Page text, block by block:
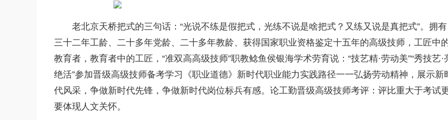
老北京天桥把式的三句话：“光说不练是假把式，光练不说是啥把式？又练又说是真把式”。拥有
三十二年工龄、二十多年党龄、二十多年教龄、获得国家职业资格鉴定十五年的高级技师，工匠中
教育者，教育者中的工匠，“准双高高级技师”职教鲶鱼侯银海学术劳育说：“技艺精·劳动美”“秀技艺·
绝活”参加晋级高级技师备考学习《职业道德》新时代职业能力实践路径一一弘扬劳动精神，展示新
代风采，争做新时代先锋，争做新时代岗位标兵有感。论工勤晋级高级技师考评：评比重大于考试
要体现人文关怀。